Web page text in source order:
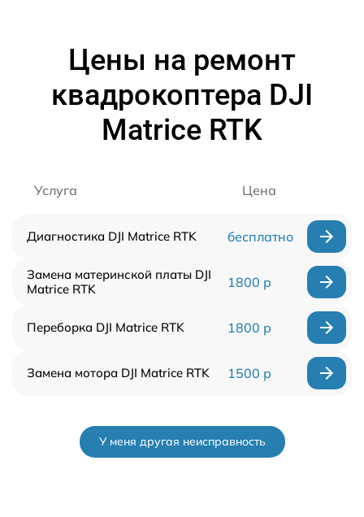
Цены на ремонт
квадрокоптера DJI
Matrice RTK
Услуга Цена
Диагностика DJI Matrice RTK бесплатно
Замена материнской платы DJI
Matrice RTK
1800 р
Переборка DJI Matrice RTK 1800 р
Замена мотора DJI Matrice RTK 1500 р
У меня другая неисправность